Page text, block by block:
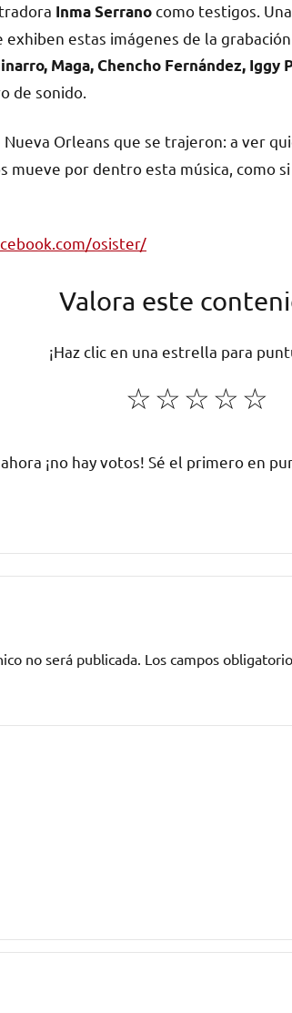
Inma Serranocomo testigos.
estas imágenes de la
Maga, Chencho Fernández, Iggy
de sonido.
Orleans que se trajeron: a ver
mueve por dentro esta música, como
osister/
Valora este
¡Haz clic en una estrella para
☆
☆
☆
☆
☆
¡no hay votos! Sé el primero en
no será publicada. Los campos